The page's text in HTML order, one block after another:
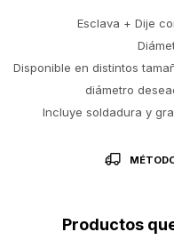
Esclava + Dije
Disponible en distintos
diámetro
Incluye soldadura y
Productos